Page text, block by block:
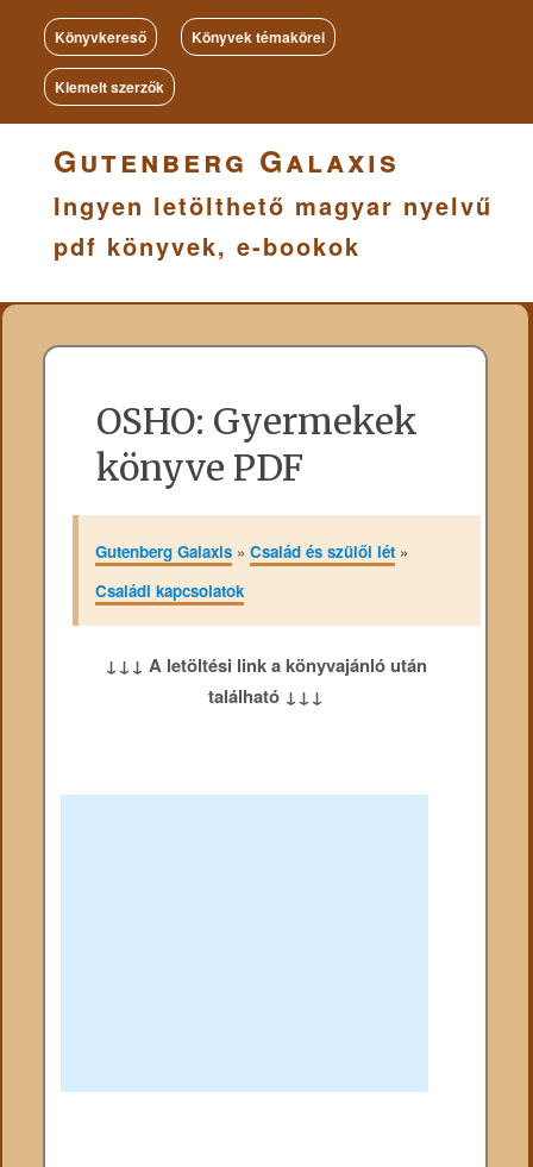
Könyvkereső Könyvek témakörei
Kiemelt szerzők
Gutenberg Galaxis
Ingyen letölthető magyar nyelvű
pdf könyvek, e-bookok
OSHO: Gyermekek
könyve PDF
Gutenberg Galaxis» Család és szülői lét»
Családi kapcsolatok
↓↓↓ A letöltési link a könyvajánló után
található ↓↓↓